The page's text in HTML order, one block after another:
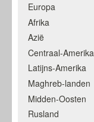
Europa
Afrika
Azië
Centraal-Amerika
Latijns-Amerika
Maghreb-landen
Midden-Oosten
Rusland